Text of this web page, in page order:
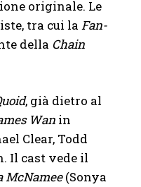
originale. Le
tra cui la Fan-
della Chain
, già dietro al
Wan in
Clear, Todd
Il cast vede il
McNamee(Sonya